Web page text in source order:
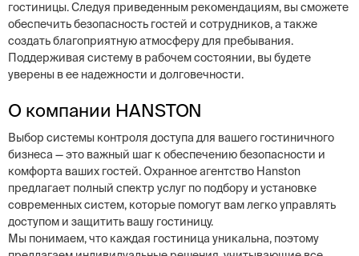
гостиницы. Следуя приведенным рекомендациям, вы сможете
обеспечить безопасность гостей и сотрудников, а также
создать благоприятную атмосферу для пребывания.
Поддерживая систему в рабочем состоянии, вы будете
уверены в ее надежности и долговечности.
О компании HANSTON
Выбор системы контроля доступа для вашего гостиничного
бизнеса — это важный шаг к обеспечению безопасности и
комфорта ваших гостей. Охранное агентство Hanston
предлагает полный спектр услуг по подбору и установке
современных систем, которые помогут вам легко управлять
доступом и защитить вашу гостиницу.
Мы понимаем, что каждая гостиница уникальна, поэтому